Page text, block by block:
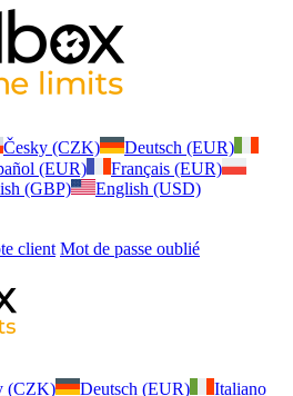
Česky (CZK)
Deutsch (EUR)
(EUR)
Français (EUR)
(GBP) English (USD)
client Mot de passe oublié
(CZK) Deutsch (EUR)
Italiano